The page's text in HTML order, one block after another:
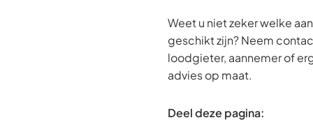
Weet u niet zeker welke
geschikt zijn? Neem
loodgieter, aannemer of
advies op maat.
Deel deze pagina: